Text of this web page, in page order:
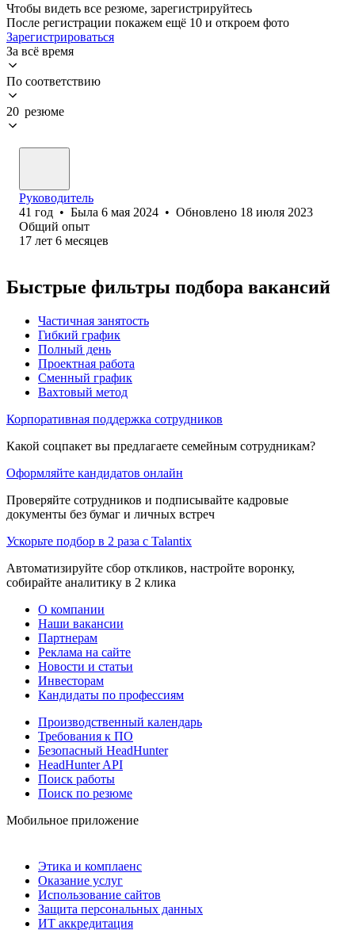
Чтобы видеть все резюме, зарегистрируйтесь
После регистрации покажем ещё 10 и откроем фото
Зарегистрироваться
За всё время
По соответствию
20 резюме
Руководитель
41 год • Была 6 мая 2024 • Обновлено 18 июля 2023
Общий опыт
17 лет 6 месяцев
Быстрые фильтры подбора вакансий
Частичная занятость
Гибкий график
Полный день
Проектная работа
Сменный график
Вахтовый метод
Корпоративная поддержка сотрудников
Какой соцпакет вы предлагаете семейным сотрудникам?
Оформляйте кандидатов онлайн
Проверяйте сотрудников и подписывайте кадровые
документы без бумаг и личных встреч
Ускорьте подбор в 2 раза с Talantix
Автоматизируйте сбор откликов, настройте воронку,
собирайте аналитику в 2 клика
О компании
Наши вакансии
Партнерам
Реклама на сайте
Новости и статьи
Инвесторам
Кандидаты по профессиям
Производственный календарь
Требования к ПО
Безопасный HeadHunter
HeadHunter API
Поиск работы
Поиск по резюме
Мобильное приложение
Этика и комплаенс
Оказание услуг
Использование сайтов
Защита персональных данных
ИТ аккредитация